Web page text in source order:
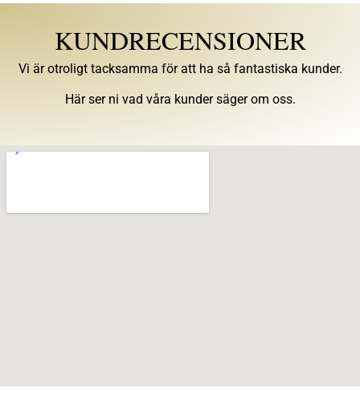
KUNDRECENSIONER
Vi är otroligt tacksamma för att ha så fantastiska kunder.
Här ser ni vad våra kunder säger om oss.